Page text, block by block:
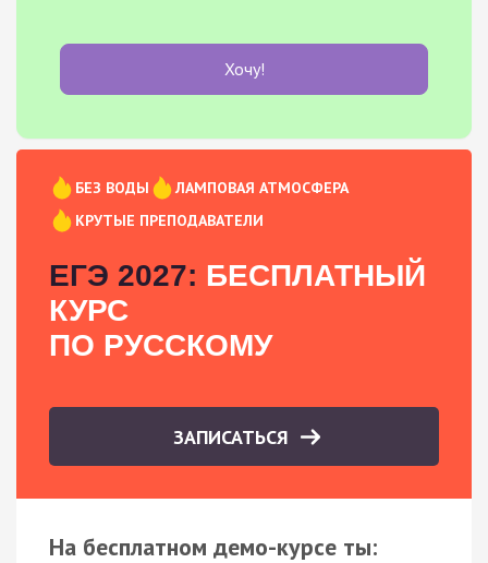
Хочу!
БЕЗ ВОДЫ
ЛАМПОВАЯ АТМОСФЕРА
КРУТЫЕ ПРЕПОДАВАТЕЛИ
ЕГЭ 2027: БЕСПЛАТНЫЙ
КУРС
ПО РУССКОМУ
ЗАПИСАТЬСЯ
На бесплатном демо-курсе ты: